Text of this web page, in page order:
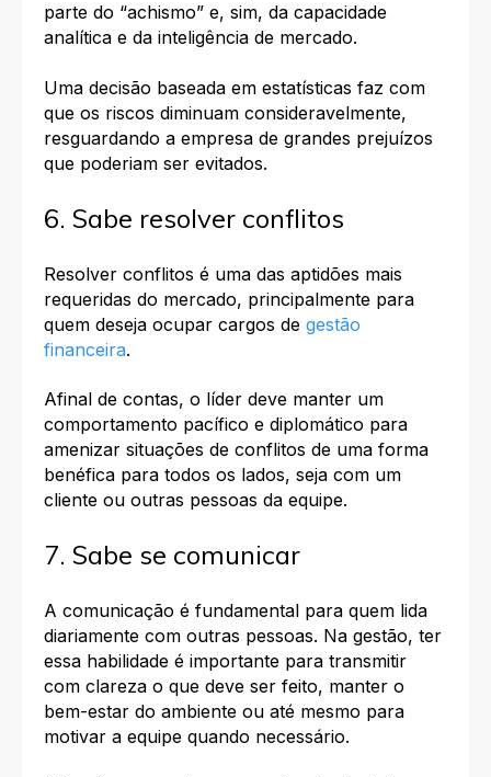
parte do “achismo” e, sim, da capacidade
analítica e da inteligência de mercado.
Uma decisão baseada em estatísticas faz com
que os riscos diminuam consideravelmente,
resguardando a empresa de grandes prejuízos
que poderiam ser evitados.
6. Sabe resolver conflitos
Resolver conflitos é uma das aptidões mais
requeridas do mercado, principalmente para
quem deseja ocupar cargos de gestão
financeira.
Afinal de contas, o líder deve manter um
comportamento pacífico e diplomático para
amenizar situações de conflitos de uma forma
benéfica para todos os lados, seja com um
cliente ou outras pessoas da equipe.
7. Sabe se comunicar
A comunicação é fundamental para quem lida
diariamente com outras pessoas. Na gestão, ter
essa habilidade é importante para transmitir
com clareza o que deve ser feito, manter o
bem-estar do ambiente ou até mesmo para
motivar a equipe quando necessário.